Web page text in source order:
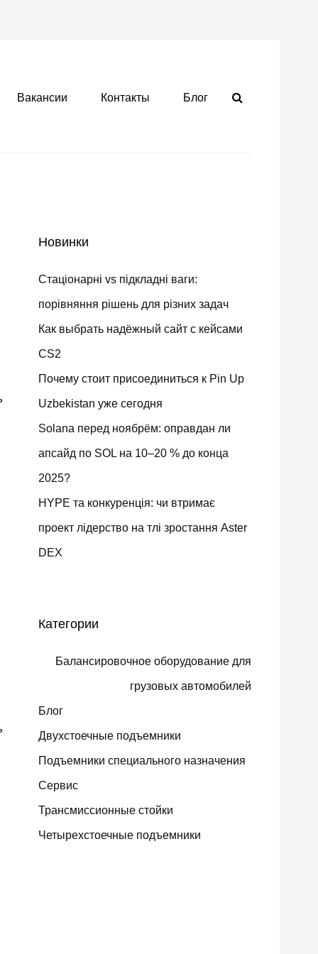
Вакансии Контакты Блог
Новинки
Стаціонарні vs підкладні ваги:
порівняння рішень для різних задач
Как выбрать надёжный сайт с кейсами
CS2
Почему стоит присоединиться к Pin Up
Uzbekistan уже сегодня
Solana перед ноябрём: оправдан ли
апсайд по SOL на 10–20 % до конца
2025?
HYPE та конкуренція: чи втримає
проект лідерство на тлі зростання Aster
DEX
Категории
Балансировочное оборудование для
грузовых автомобилей
Блог
Двухстоечные подъемники
Подъемники специального назначения
Сервис
Трансмиссионные стойки
Четырехстоечные подъемники